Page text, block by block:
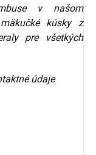
v našom
kúsky z
pre všetkých
údaje